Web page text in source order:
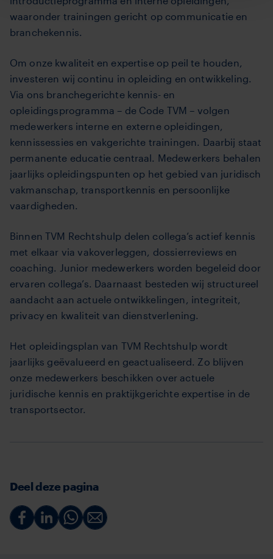
waaronder trainingen gericht op communicatie en
branchekennis.
Om onze kwaliteit en expertise op peil te houden,
investeren wij continu in opleiding en ontwikkeling.
Via ons branchegerichte kennis- en
opleidingsprogramma – de Code TVM – volgen
medewerkers interne en externe opleidingen,
kennissessies en vakgerichte trainingen. Daarbij staat
permanente educatie centraal. Medewerkers behalen
jaarlijks opleidingspunten op het gebied van juridisch
vakmanschap, transportkennis en persoonlijke
vaardigheden.
Binnen TVM Rechtshulp delen collega’s actief kennis
met elkaar via vakoverleggen, dossierreviews en
coaching. Junior medewerkers worden begeleid door
ervaren collega’s. Daarnaast besteden wij structureel
aandacht aan actuele ontwikkelingen, integriteit,
privacy en kwaliteit van dienstverlening.
Het opleidingsplan van TVM Rechtshulp wordt
jaarlijks geëvalueerd en geactualiseerd. Zo blijven
onze medewerkers beschikken over actuele
juridische kennis en praktijkgerichte expertise in de
transportsector.
Deel deze pagina
Deel Deel Deel Deel